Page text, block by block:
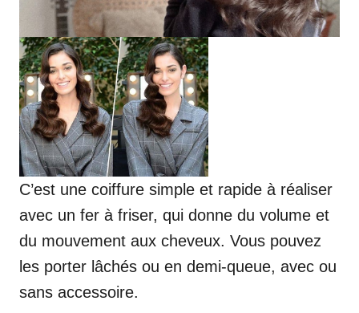
C’est une coiffure simple et rapide à réaliser
avec un fer à friser, qui donne du volume et
du mouvement aux cheveux. Vous pouvez
les porter lâchés ou en demi-queue, avec ou
sans accessoire.